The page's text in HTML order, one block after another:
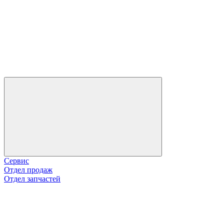
Сервис
Отдел продаж
Отдел запчастей